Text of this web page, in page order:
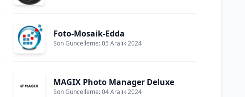
Foto-Mosaik-Edda
Son Güncelleme: 05 Aralık 2024
MAGIX Photo Manager Deluxe
Son Güncelleme: 04 Aralık 2024